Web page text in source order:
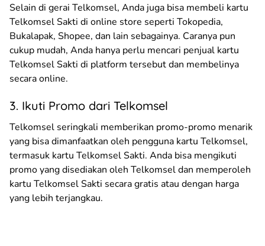
Selain di gerai Telkomsel, Anda juga bisa membeli kartu
Telkomsel Sakti di online store seperti Tokopedia,
Bukalapak, Shopee, dan lain sebagainya. Caranya pun
cukup mudah, Anda hanya perlu mencari penjual kartu
Telkomsel Sakti di platform tersebut dan membelinya
secara online.
3. Ikuti Promo dari Telkomsel
Telkomsel seringkali memberikan promo-promo menarik
yang bisa dimanfaatkan oleh pengguna kartu Telkomsel,
termasuk kartu Telkomsel Sakti. Anda bisa mengikuti
promo yang disediakan oleh Telkomsel dan memperoleh
kartu Telkomsel Sakti secara gratis atau dengan harga
yang lebih terjangkau.